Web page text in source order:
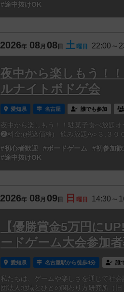
#途中抜けOK
2026年 08 月 08 日 土 曜日 22:00～
夜中から楽しもう！
ルナイトボドゲ会
愛知県 名古屋 誰でも参加
夜中から楽しもう！！駄菓子食べ放題
❷料金:(税込価格) 飲み放題A➪３,３０
#初心者歓迎
#ボードゲーム #初参加歓
#途中抜けOK
2026年 08月 09 日 日 曜日 14:30～
【優勝賞金5万円に
ードゲーム大会参加者
愛知県 名古屋駅から徒歩4分 誰
私たちは、ゲームや楽しさを通じて社
団法人地域とひとの関わり方研究所（